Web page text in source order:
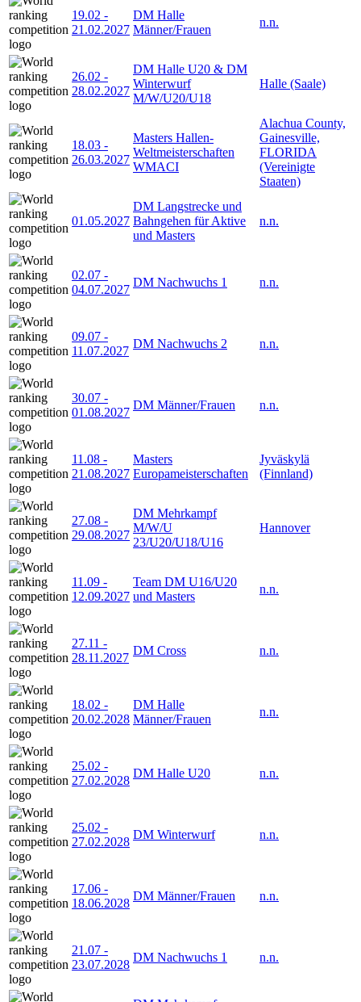
19.02 -
21.02.2027
DM Halle
Männer/Frauen
n.n.
26.02 -
28.02.2027
DM Halle U20 & DM
Winterwurf
M/W/U20/U18
Halle (Saale)
18.03 -
26.03.2027
Masters Hallen-
Weltmeisterschaften
WMACI
Alachua County,
Gainesville,
FLORIDA
(Vereinigte
Staaten)
01.05.2027
DM Langstrecke und
Bahngehen für Aktive
und Masters
n.n.
02.07 -
04.07.2027
DM Nachwuchs 1 n.n.
09.07 -
11.07.2027
DM Nachwuchs 2 n.n.
30.07 -
01.08.2027
DM Männer/Frauen n.n.
11.08 -
21.08.2027
Masters
Europameisterschaften
Jyväskylä
(Finnland)
27.08 -
29.08.2027
DM Mehrkampf
M/W/U
23/U20/U18/U16
Hannover
11.09 -
12.09.2027
Team DM U16/U20
und Masters
n.n.
27.11 -
28.11.2027
DM Cross n.n.
18.02 -
20.02.2028
DM Halle
Männer/Frauen
n.n.
25.02 -
27.02.2028
DM Halle U20 n.n.
25.02 -
27.02.2028
DM Winterwurf n.n.
17.06 -
18.06.2028
DM Männer/Frauen n.n.
21.07 -
23.07.2028
DM Nachwuchs 1 n.n.